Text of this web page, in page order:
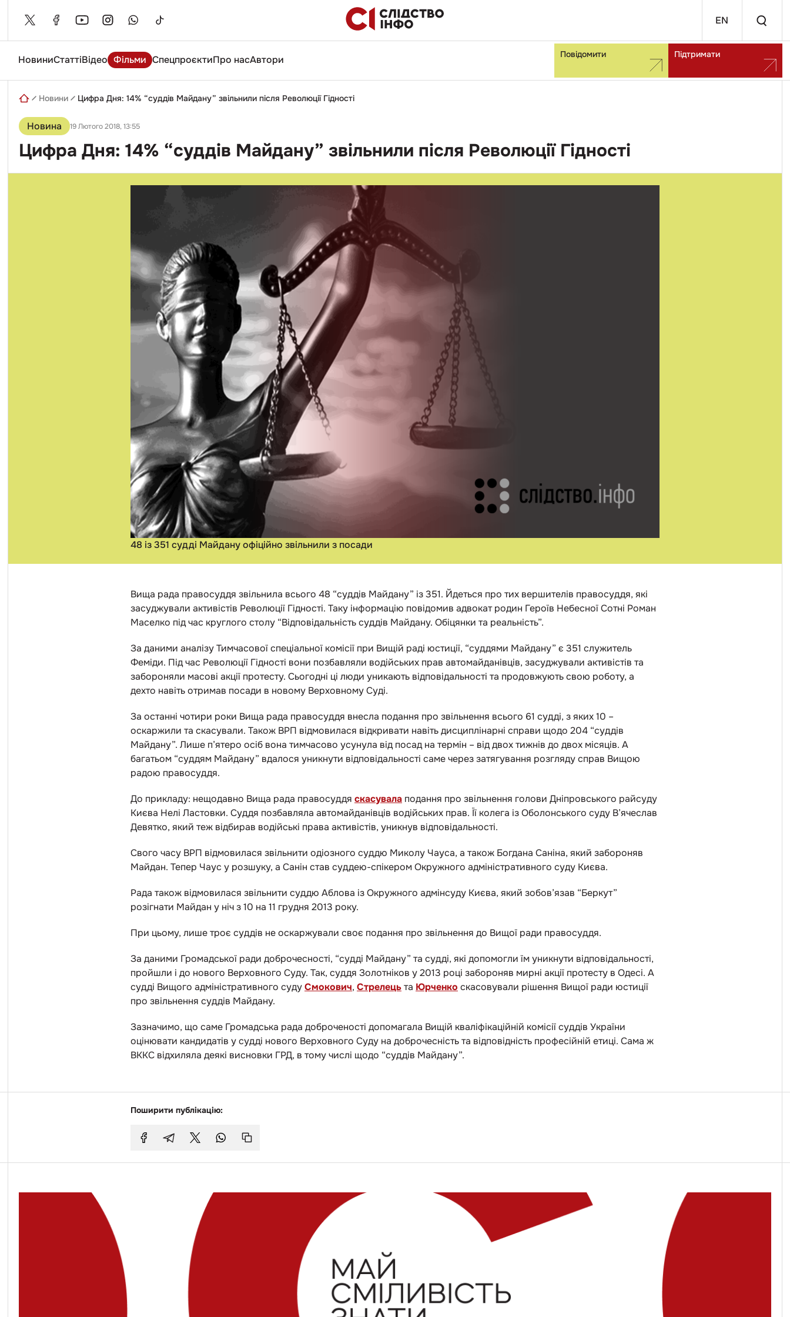
content EN
НовиниСтаттіВідео Фільми СпецпроєктиПро насАвтори Повідомити Підтримати
Введіть
Новини Цифра Дня: 14% “суддів Майдану” звільнили після Революції Гідності
Новина 19 Лютого 2018, 13:55
Цифра Дня: 14% “суддів Майдану” звільнили після Революції Гідності
48 із 351 судді Майдану офіційно звільнили з посади
Вища рада правосуддя звільнила всього 48 “суддів Майдану” із 351. Йдеться про тих вершителів правосуддя, які
засуджували активістів Революції Гідності. Таку інформацію повідомив адвокат родин Героїв Небесної Сотні Роман
Маселко під час круглого столу “Відповідальність суддів Майдану. Обіцянки та реальність”.
За даними аналізу Тимчасової спеціальної комісії при Вищій раді юстиції, “суддями Майдану” є 351 служитель
Феміди. Під час Революції Гідності вони позбавляли водійських прав автомайданівців, засуджували активістів та
забороняли масові акції протесту. Сьогодні ці люди уникають відповідальності та продовжують свою роботу, а
дехто навіть отримав посади в новому Верховному Суді.
За останні чотири роки Вища рада правосуддя внесла подання про звільнення всього 61 судді, з яких 10 –
оскаржили та скасували. Також ВРП відмовилася відкривати навіть дисциплінарні справи щодо 204 “суддів
Майдану”. Лише п’ятеро осіб вона тимчасово усунула від посад на термін – від двох тижнів до двох місяців. А
багатьом “суддям Майдану” вдалося уникнути відповідальності саме через затягування розгляду справ Вищою
радою правосуддя.
До прикладу: нещодавно Вища рада правосуддя скасувала подання про звільнення голови Дніпровського райсуду
Києва Нелі Ластовки. Суддя позбавляла автомайданівців водійських прав. Її колега із Оболонського суду В’ячеслав
Девятко, який теж відбирав водійські права активістів, уникнув відповідальності.
Свого часу ВРП відмовилася звільнити одіозного суддю Миколу Чауса, а також Богдана Саніна, який забороняв
Майдан. Тепер Чаус у розшуку, а Санін став суддею-спікером Окружного адміністративного суду Києва.
Рада також відмовилася звільнити суддю Аблова із Окружного адмінсуду Києва, який зобов’язав “Беркут”
розігнати Майдан у ніч з 10 на 11 грудня 2013 року.
При цьому, лише троє суддів не оскаржували своє подання про звільнення до Вищої ради правосуддя.
За даними Громадської ради доброчесності, “судді Майдану” та судді, які допомогли їм уникнути відповідальності,
пройшли і до нового Верховного Суду. Так, суддя Золотніков у 2013 році забороняв мирні акції протесту в Одесі. А
судді Вищого адміністративного судуСмокович, Стрелецьта Юрченко скасовували рішення Вищої ради юстиції
про звільнення суддів Майдану.
Зазначимо, що саме Громадська рада доброченості допомагала Вищій кваліфікаційній комісії суддів України
оцінювати кандидатів у судді нового Верховного Суду на доброчесність та відповідність професійній етиці. Сама ж
ВККС відхиляла деякі висновки ГРД, в тому числі щодо “суддів Майдану”.
Поширити публікацію: